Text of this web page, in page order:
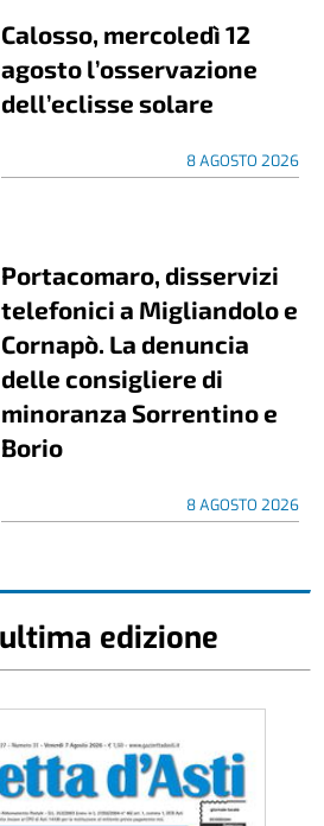
Calosso, mercoledì 12
agosto l’osservazione
dell’eclisse solare
8 AGOSTO 2026
Portacomaro, disservizi
telefonici a Migliandolo e
Cornapò. La denuncia
delle consigliere di
minoranza Sorrentino e
Borio
8 AGOSTO 2026
edizione